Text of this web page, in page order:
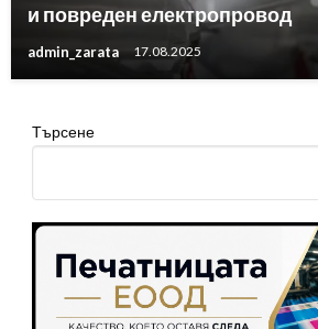
и повреден електропровод
admin_zarata 17.08.2025
Търсене